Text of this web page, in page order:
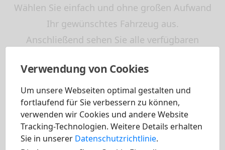
Verwendung von Cookies
Um unsere Webseiten optimal gestalten und
fortlaufend für Sie verbessern zu können,
verwenden wir Cookies und andere Website
Tracking-Technologien. Weitere Details erhalten
Sie in unserer Datenschutzrichtlinie.
Wählen Sie einfach und ohne großen Aufwand
Ihr gewünschtes Fahrzeug aus.
Anschließend sehen Sie alle verfügbaren
persönlich auf Sie ausgerichtet, Ihrem
Wunschfahrzeug hinzufügen.